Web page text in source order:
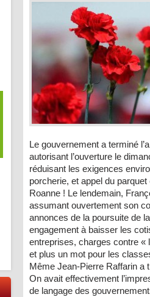
Le gouvernement a terminé
autorisant l’ouverture le
réduisant les exigences
porcherie, et appel du
Roanne ! Le lendemain,
assumant ouvertement son
annonces de la poursuite de
engagement à baisser les
entreprises, charges contre «
et plus un mot pour les
Même Jean-Pierre Raffarin
On avait effectivement
de langage des